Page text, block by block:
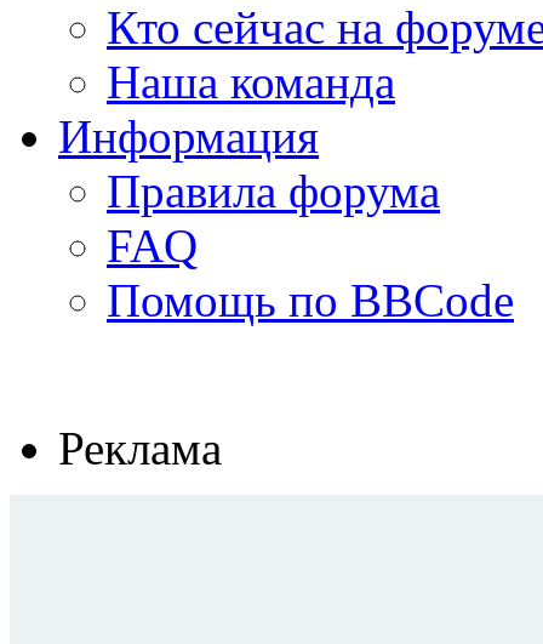
Кто сейчас на
Наша команда
Информация
Правила форума
FAQ
Помощь по BBCode
Реклама